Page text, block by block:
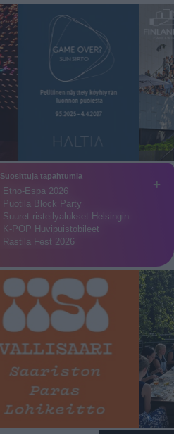
+
Suosittuja tapahtumia
Etno-Espa 2026
Puotila Block Party
Suuret risteilyalukset Helsingin…
K-POP Huvipuistobileet
Rastila Fest 2026